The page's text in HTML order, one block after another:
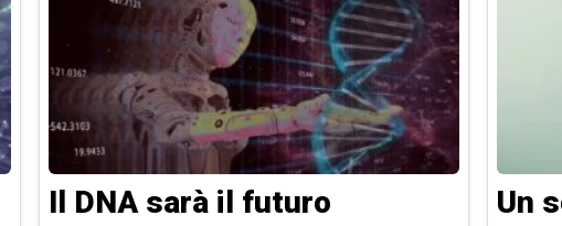
Il DNA sarà il futuro
Un